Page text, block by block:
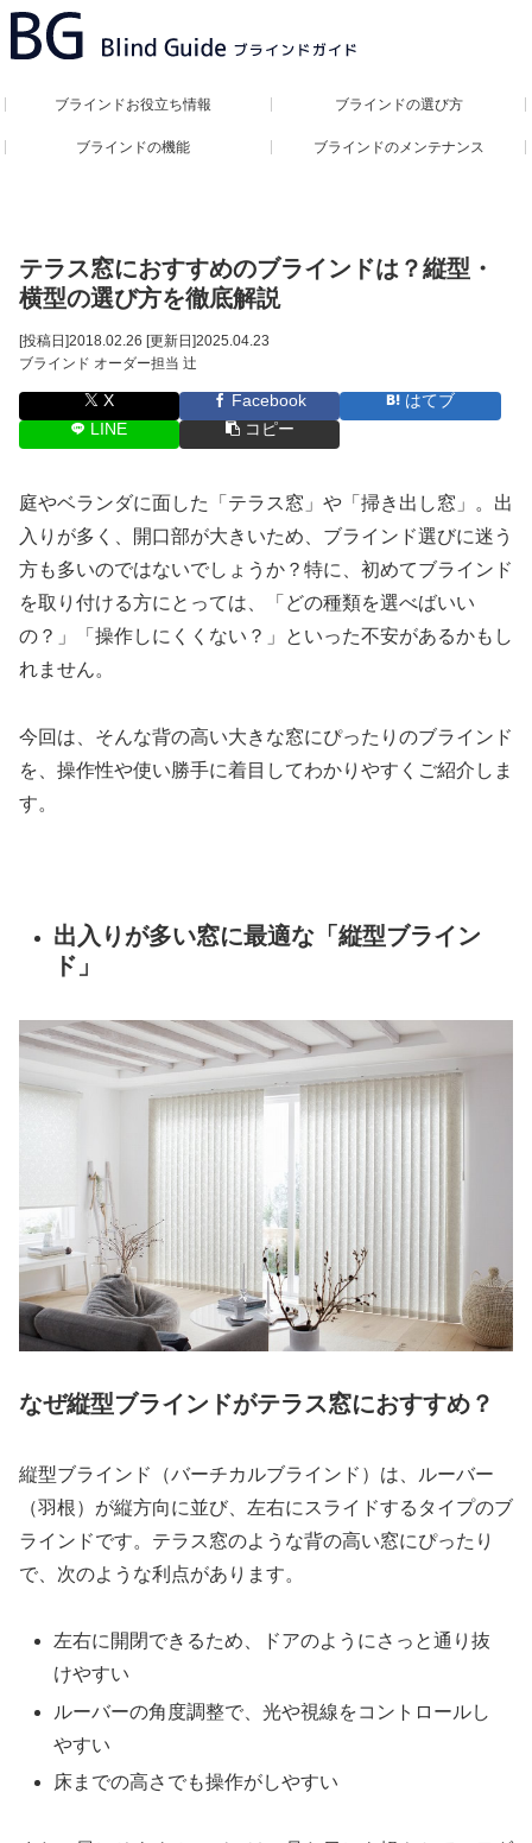
ブラインドお役立ち情報 ブラインドの選び方
ブラインドの機能 ブラインドのメンテナンス
テラス窓におすすめのブラインドは？縦型・
横型の選び方を徹底解説
[投稿日]2018.02.26 [更新日]2025.04.23
ブラインド オーダー担当 辻
X Facebook
はてブ
LINE
コピー
庭やベランダに面した「テラス窓」や「掃き出し窓」。出
入りが多く、開口部が大きいため、ブラインド選びに迷う
方も多いのではないでしょうか？特に、初めてブラインド
を取り付ける方にとっては、「どの種類を選べばいい
の？」「操作しにくくない？」といった不安があるかもし
れません。
今回は、そんな背の高い大きな窓にぴったりのブラインド
を、操作性や使い勝手に着目してわかりやすくご紹介しま
す。
出入りが多い窓に最適な「縦型ブライン
ド」
なぜ縦型ブラインドがテラス窓におすすめ？
縦型ブラインド（バーチカルブラインド）は、ルーバー
（羽根）が縦方向に並び、左右にスライドするタイプのブ
ラインドです。テラス窓のような背の高い窓にぴったり
で、次のような利点があります。
左右に開閉できるため、ドアのようにさっと通り抜
けやすい
ルーバーの角度調整で、光や視線をコントロールし
やすい
床までの高さでも操作がしやすい